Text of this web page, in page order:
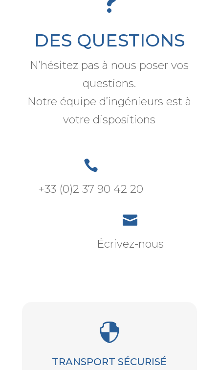
DES QUESTIONS
N’hésitez pas à nous poser vos
questions.
Notre équipe d’ingénieurs est à
votre dispositions

+33 (0)2 37 90 42 20

Écrivez-nous

TRANSPORT SÉCURISÉ